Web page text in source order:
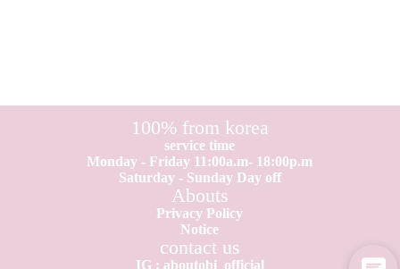
100% from korea
service time
Monday - Friday 11:00a.m- 18:00p.m
Saturday - Sunday Day off
Abouts
Privacy Policy
Notice
contact us
IG : aboutobi_official